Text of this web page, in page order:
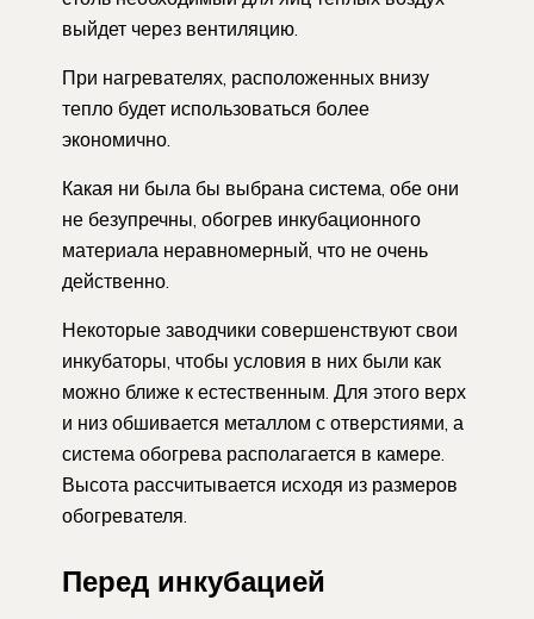
выйдет через вентиляцию.
При нагревателях, расположенных внизу
тепло будет использоваться более
экономично.
Какая ни была бы выбрана система, обе они
не безупречны, обогрев инкубационного
материала неравномерный, что не очень
действенно.
Некоторые заводчики совершенствуют свои
инкубаторы, чтобы условия в них были как
можно ближе к естественным. Для этого верх
и низ обшивается металлом с отверстиями, а
система обогрева располагается в камере.
Высота рассчитывается исходя из размеров
обогревателя.
Перед инкубацией